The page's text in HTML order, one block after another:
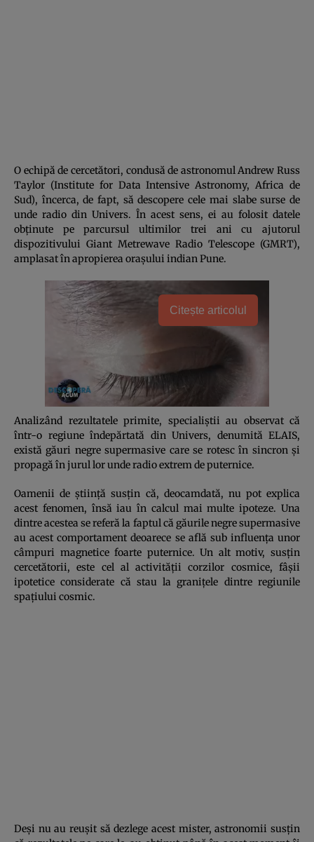
O echipă de cercetători, condusă de astronomul Andrew Russ
Taylor (Institute for Data Intensive Astronomy, Africa de
Sud), încerca, de fapt, să descopere cele mai slabe surse de
unde radio din Univers. În acest sens, ei au folosit datele
obţinute pe parcursul ultimilor trei ani cu ajutorul
dispozitivului Giant Metrewave Radio Telescope (GMRT),
amplasat în apropierea oraşului indian Pune.
Citește articolul
Analizând rezultatele primite, specialiştii au observat că
într-o regiune îndepărtată din Univers, denumită ELAIS,
există găuri negre supermasive care se rotesc în sincron şi
propagă în jurul lor unde radio extrem de puternice.
Oamenii de ştiinţă susţin că, deocamdată, nu pot explica
acest fenomen, însă iau în calcul mai multe ipoteze. Una
dintre acestea se referă la faptul că găurile negre supermasive
au acest comportament deoarece se află sub influenţa unor
câmpuri magnetice foarte puternice. Un alt motiv, susţin
cercetătorii, este cel al activităţii corzilor cosmice, fâşii
ipotetice considerate că stau la graniţele dintre regiunile
spaţiului cosmic.
Deşi nu au reuşit să dezlege acest mister, astronomii susţin